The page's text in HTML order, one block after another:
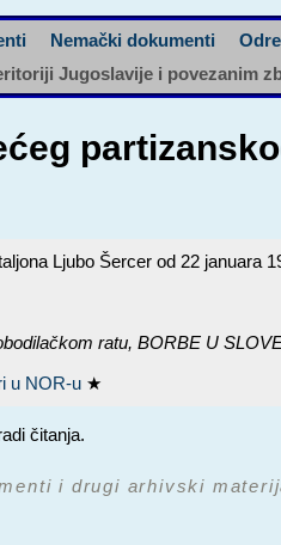
Nemački dokumenti
Jugoslavije i povezanim
Ljubo Šercer od 22 januara
ratu,BORBE U
u NOR-u ★
čitanja.
i drugi arhivski